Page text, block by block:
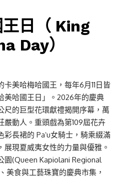
日（ King
Day）
美哈梅哈國王，每年6月11日皆
美哈國王日」。2026年的慶典
尺的巨型花環獻禮揭開序幕，萬
動人。重頭戲為第109屆花卉
長裙的 Paʻu女騎士，騎乘綴滿
現夏威夷女性的力量與優雅。
園(Queen Kapiolani Regional
美食與工藝珠寶的慶典市集，